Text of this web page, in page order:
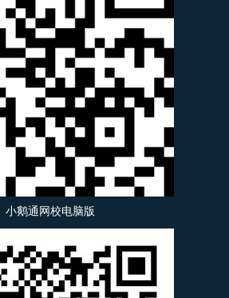
小鹅通网校电脑版